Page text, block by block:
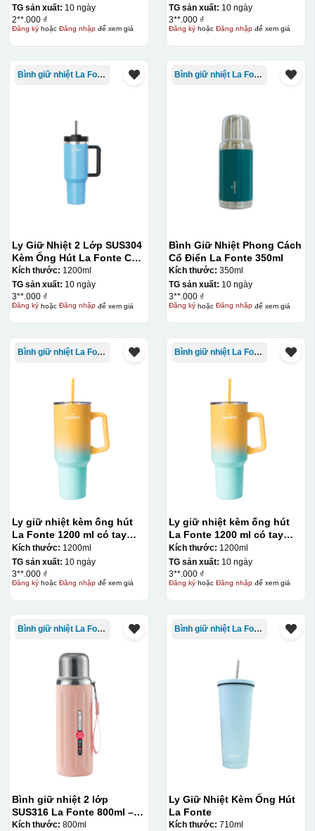
Hộp xi ly sứ
TG sản xuất: 10 ngày
2**.000 ₫
Đăng kýhoặc Đăng nhậpđể xem giá
TG sản xuất: 10 ngày
3**.000 ₫
Đăng kýhoặc Đăng nhậpđể xem giá
Bình giữ nhiệt La Fonte
Ly Giữ Nhiệt 2 Lớp SUS304
Kèm Ống Hút La Fonte Có
Tay Cầm 1200ml
Kích thước: 1200ml
TG sản xuất: 10 ngày
3**.000 ₫
Đăng kýhoặc Đăng nhậpđể xem giá
Bình giữ nhiệt La Fonte
Bình Giữ Nhiệt Phong Cách
Cổ Điển La Fonte 350ml
Kích thước: 350ml
TG sản xuất: 10 ngày
3**.000 ₫
Đăng kýhoặc Đăng nhậpđể xem giá
Bình giữ nhiệt La Fonte
Ly giữ nhiệt kèm ống hút
La Fonte 1200 ml có tay
cầm – 012317
Kích thước: 1200ml
TG sản xuất: 10 ngày
3**.000 ₫
Đăng kýhoặc Đăng nhậpđể xem giá
Bình giữ nhiệt La Fonte
Ly giữ nhiệt kèm ống hút
La Fonte 1200 ml có tay
cầm – 012317
Kích thước: 1200ml
TG sản xuất: 10 ngày
3**.000 ₫
Đăng kýhoặc Đăng nhậpđể xem giá
Bình giữ nhiệt La Fonte
Bình giữ nhiệt 2 lớp
SUS316 La Fonte 800ml –
012720
Kích thước: 800ml
Bình giữ nhiệt La Fonte
Ly Giữ Nhiệt Kèm Ống Hút
La Fonte
Kích thước: 710ml